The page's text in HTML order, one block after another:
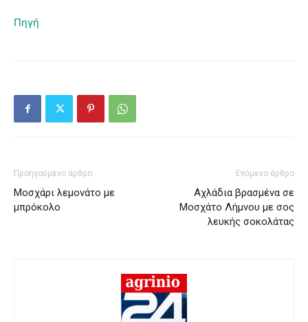
Πηγή
Προηγούμενο άρθρο
Μοσχάρι λεμονάτο με
μπρόκολο
Επόμενο άρθρο
Αχλάδια βρασμένα σε
Μοσχάτο Λήμνου με σος
λευκής σοκολάτας